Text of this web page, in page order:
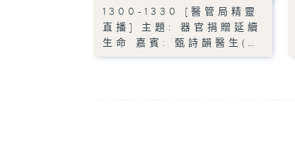
1300-1330 [醫管局精靈
直播] 主題: 器官捐贈延續
生命 嘉賓: 甄詩韻醫生(…